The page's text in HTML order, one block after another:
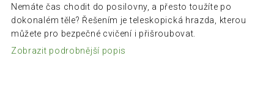
Nemáte čas chodit do posilovny, a přesto toužíte po
dokonalém těle? Řešením je teleskopická hrazda, kterou
můžete pro bezpečné cvičení i přišroubovat.
Zobrazit podrobnější popis